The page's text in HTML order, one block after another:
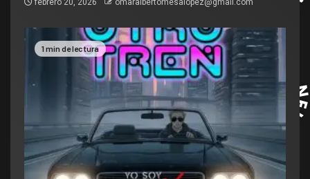
1 min de lectura